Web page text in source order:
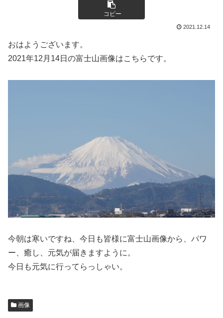
コピー
2021.12.14
おはようございます。
2021年12月14日の富士山画像はこちらです。
今朝は寒いですね、今日も皆様に富士山画像から、パワ
ー、癒し、元気が届きますように。
今日も元気に行ってらっしゃい。
画像